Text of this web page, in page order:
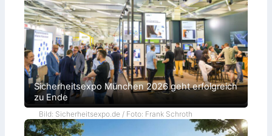
Sicherheitsexpo München 2026 geht erfolgreich
zu Ende
Bild: Sicherheitsexpo.de / Foto: Frank Schroth